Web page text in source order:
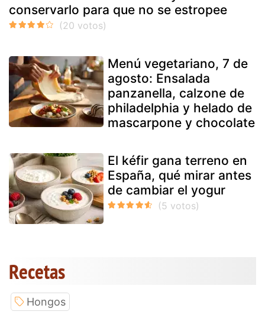
conservarlo para que no se estropee
Menú vegetariano, 7 de
agosto: Ensalada
panzanella, calzone de
philadelphia y helado de
mascarpone y chocolate
El kéfir gana terreno en
España, qué mirar antes
de cambiar el yogur
Recetas
Hongos